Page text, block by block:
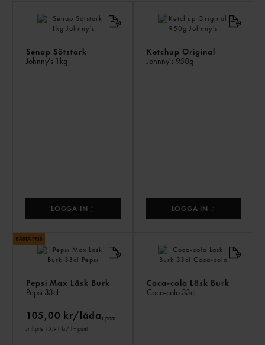
Senap Sötstark
Johnny's 1kg
LOGGA IN
Ketchup Original
Johnny's 950g
LOGGA IN
Pepsi Max Läsk Burk
Pepsi 33cl
105,00 kr/låda+ pant
Jmf.pris 15,91 kr/ l + pant
Coca-cola Läsk Burk
Coca-cola 33cl